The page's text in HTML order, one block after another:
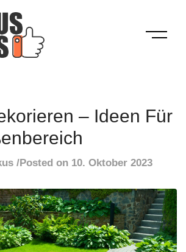
– Ideen Für
Posted on 10. Oktober 2023